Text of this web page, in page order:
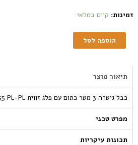
זמינות: קיים במלאי
הוספה לסל
תיאור מוצר
כבל גיטרה 3 מטר כתום עם פלג זווית ORANGE CA035 PL-PL
מפרט טכני
תכונות עיקריות